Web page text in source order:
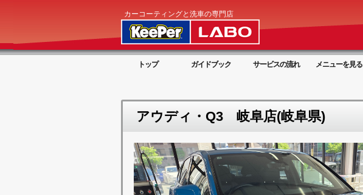
カーコーティングと洗車の専門店
トップ ガイドブック サービスの流れ メニューを見る
アウディ・Q3 岐阜店(岐阜県)